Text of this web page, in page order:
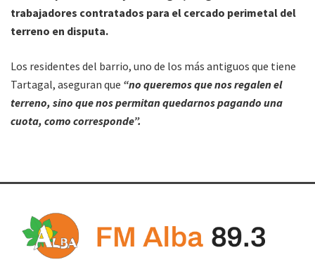
trabajadores contratados para el cercado perimetal del
terreno en disputa.
Los residentes del barrio, uno de los más antiguos que tiene
Tartagal, aseguran que “no queremos que nos regalen el
terreno, sino que nos permitan quedarnos pagando una
cuota, como corresponde”.